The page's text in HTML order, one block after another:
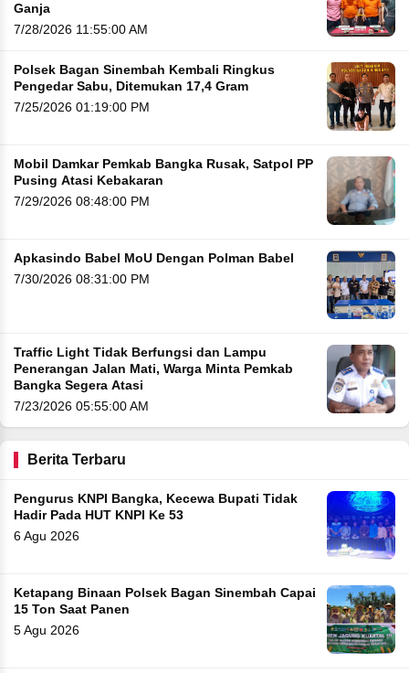
Ganja
7/28/2026 11:55:00 AM
Polsek Bagan Sinembah Kembali Ringkus
Pengedar Sabu, Ditemukan 17,4 Gram
7/25/2026 01:19:00 PM
Mobil Damkar Pemkab Bangka Rusak, Satpol PP
Pusing Atasi Kebakaran
7/29/2026 08:48:00 PM
Apkasindo Babel MoU Dengan Polman Babel
7/30/2026 08:31:00 PM
Traffic Light Tidak Berfungsi dan Lampu
Penerangan Jalan Mati, Warga Minta Pemkab
Bangka Segera Atasi
7/23/2026 05:55:00 AM
Berita Terbaru
Pengurus KNPI Bangka, Kecewa Bupati Tidak
Hadir Pada HUT KNPI Ke 53
6 Agu 2026
Ketapang Binaan Polsek Bagan Sinembah Capai
15 Ton Saat Panen
5 Agu 2026